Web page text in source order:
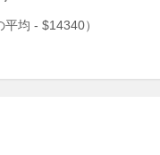
均 - $14340）